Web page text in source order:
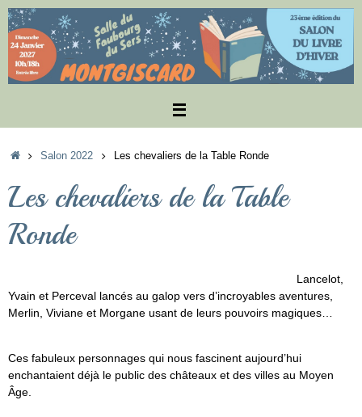
Passer
au
contenu
Accueil
Salon 2022 Les chevaliers de la Table Ronde
Les chevaliers de la Table
Ronde
Lancelot,
Yvain et Perceval lancés au galop vers d’incroyables aventures,
Merlin, Viviane et Morgane usant de leurs pouvoirs magiques…
Ces fabuleux personnages qui nous fascinent aujourd’hui
enchantaient déjà le public des châteaux et des villes au Moyen
Âge.